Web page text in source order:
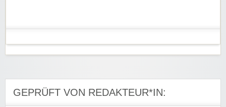
GEPRÜFT VON REDAKTEUR*IN: